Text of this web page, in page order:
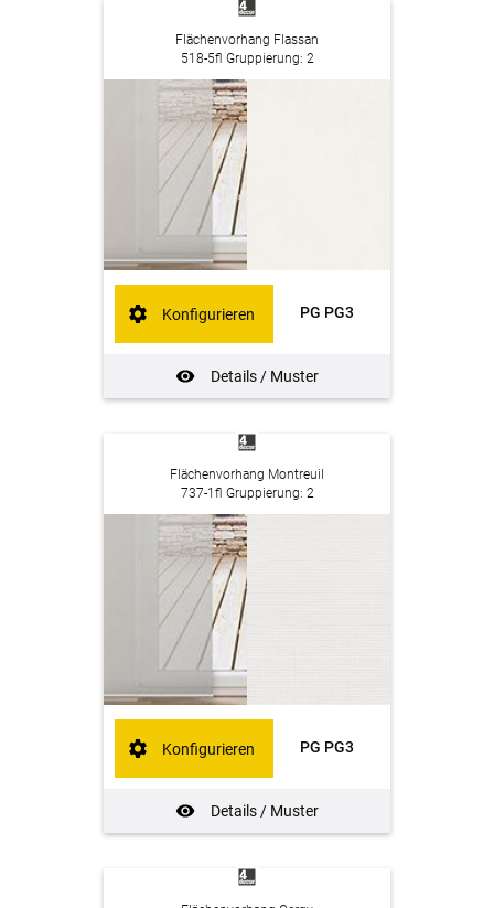
Flächenvorhang Flassan
518-5fl Gruppierung: 2
PG PG3
Details / Muster
Konfigurieren
Flächenvorhang Montreuil
737-1fl Gruppierung: 2
PG PG3
Details / Muster
Konfigurieren